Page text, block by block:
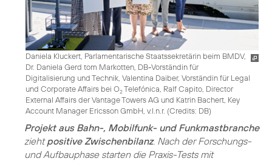
Daniela Kluckert, Parlamentarische Staatssekretärin beim BMDV,
Dr. Daniela Gerd tom Markotten, DB-Vorständin für
Digitalisierung und Technik, Valentina Daiber, Vorständin für Legal
und Corporate Affairs bei O2Telefónica, Ralf Capito, Director
External Affairs der Vantage Towers AG und Katrin Bachert, Key
Account Manager Ericsson GmbH, v.l.n.r. (Credits: DB)
Projekt aus Bahn-, Mobilfunk- und Funkmastbranche
ziehtpositive Zwischenbilanz. Nach der Forschungs-
und Aufbauphase starten die Praxis-Tests mit